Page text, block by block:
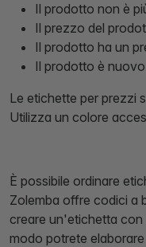
Il prodotto non è
Il prezzo del
Il prodotto ha un
Il prodotto è nuovo
Le etichette per prezzi
Utilizza un colore
È possibile ordinare
Zolemba offre codici a
creare un'etichetta
modo potrete